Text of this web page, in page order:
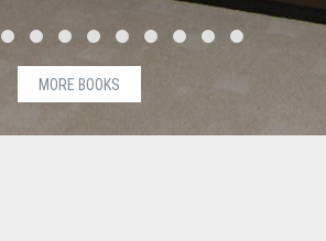
MORE BOOKS